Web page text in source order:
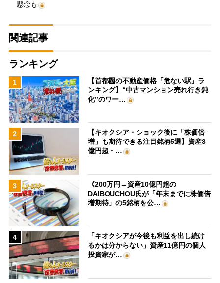
懸念も
関連記事
ランキング
1
【首都圏の不動産価格「危ない駅」ラ
ンキング】“中古マンション売れ行き鈍
化”のワー…
2
【キオクシア・ショック後に「株価倍
増」も期待できる注目銘柄5選】資産3
億円超・…
3
《200万円→資産10億円超の
DAIBOUCHOU氏が「年末までに株価倍
増期待」の5銘柄を公…
4
「キオクシアが今後も利益を出し続け
るかは分からない」資産11億円の個人
投資家が…